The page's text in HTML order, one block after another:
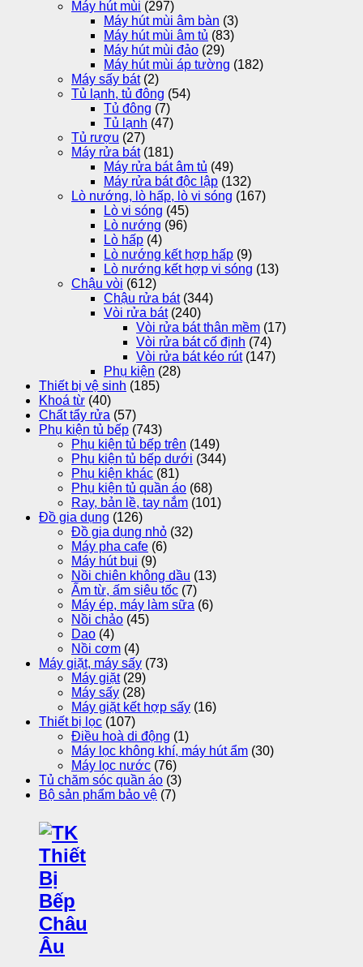
Máy hút mùi (297)
Máy hút mùi âm bàn (3)
Máy hút mùi âm tủ (83)
Máy hút mùi đảo (29)
Máy hút mùi áp tường (182)
Máy sấy bát (2)
Tủ lạnh, tủ đông (54)
Tủ đông (7)
Tủ lạnh (47)
Tủ rượu (27)
Máy rửa bát (181)
Máy rửa bát âm tủ (49)
Máy rửa bát độc lập (132)
Lò nướng, lò hấp, lò vi sóng (167)
Lò vi sóng (45)
Lò nướng (96)
Lò hấp (4)
Lò nướng kết hợp hấp (9)
Lò nướng kết hợp vi sóng (13)
Chậu vòi (612)
Chậu rửa bát (344)
Vòi rửa bát (240)
Vòi rửa bát thân mềm (17)
Vòi rửa bát cố định (74)
Vòi rửa bát kéo rút (147)
Phụ kiện (28)
Thiết bị vệ sinh (185)
Khoá từ (40)
Chất tẩy rửa (57)
Phụ kiện tủ bếp (743)
Phụ kiện tủ bếp trên (149)
Phụ kiện tủ bếp dưới (344)
Phụ kiện khác (81)
Phụ kiện tủ quần áo (68)
Ray, bản lề, tay nắm (101)
Đồ gia dụng (126)
Đồ gia dụng nhỏ (32)
Máy pha cafe (6)
Máy hút bụi (9)
Nồi chiên không dầu (13)
Ấm từ, ấm siêu tốc (7)
Máy ép, máy làm sữa (6)
Nồi chảo (45)
Dao (4)
Nồi cơm (4)
Máy giặt, máy sấy (73)
Máy giặt (29)
Máy sấy (28)
Máy giặt kết hợp sấy (16)
Thiết bị lọc (107)
Điều hoà di động (1)
Máy lọc không khí, máy hút ẩm (30)
Máy lọc nước (76)
Tủ chăm sóc quần áo (3)
Bộ sản phẩm bảo vệ (7)